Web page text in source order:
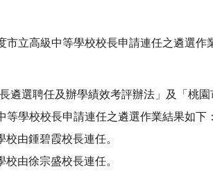
立高級中等學校校長申請連任之遴選作
遴選聘任及辦學績效考評辦法」及「桃
學校校長申請連任之遴選作業結果如下：
由鍾碧霞校長連任。
由徐宗盛校長連任。